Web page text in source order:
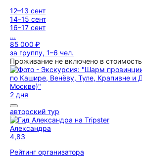
12–13 сент
14–15 сент
16–17 сент
...
85 000 ₽
за группу, 1–6 чел.
Проживание не включено в стоимость
2 дня
авторский тур
Александра
4,83
Рейтинг организатора